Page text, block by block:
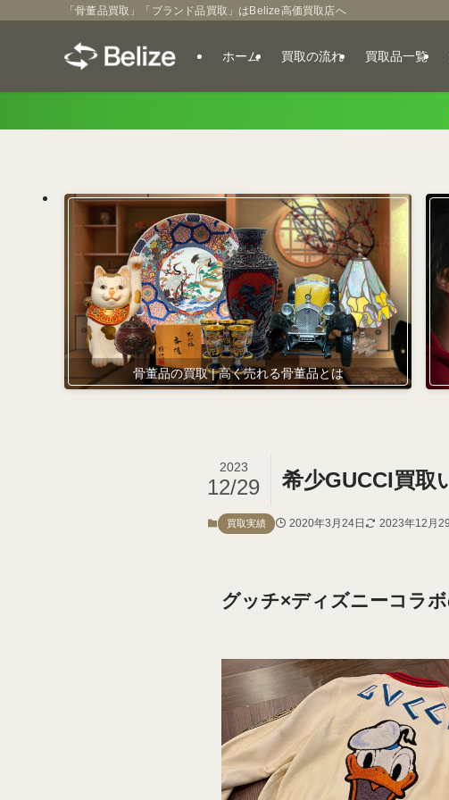
「骨董品買取」「ブランド品買取」はBelize高価買取店へ
ホーム 買取の流れ 買取品一覧
骨董品の買取 | 高く売れる骨董品とは
希少GUCCI買取
2023
12/29
買取実績 2020年3月24日 2023年12月
グッチ×ディズニーコラ